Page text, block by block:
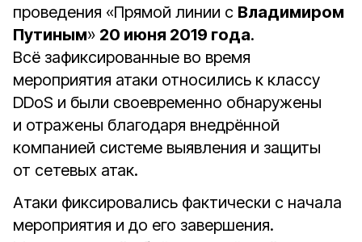
проведения «Прямой линии с Владимиром
Путиным» 20 июня 2019 года.
Всё зафиксированные во время
мероприятия атаки относились к классу
DDoS и были своевременно обнаружены
и отражены благодаря внедрённой
компанией системе выявления и защиты
от сетевых атак.
Атаки фиксировались фактически с начала
мероприятия и до его завершения.